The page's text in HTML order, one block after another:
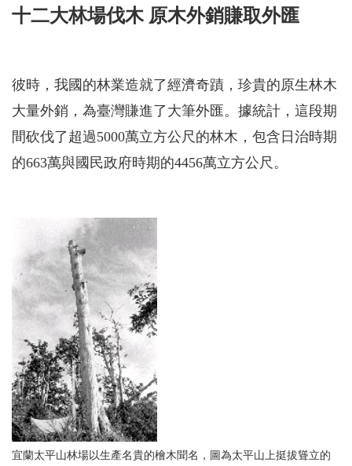
十二大林場伐木 原木外銷賺取外匯
彼時，我國的林業造就了經濟奇蹟，珍貴的原生林木
大量外銷，為臺灣賺進了大筆外匯。據統計，這段期
間砍伐了超過5000萬立方公尺的林木，包含日治時期
的663萬與國民政府時期的4456萬立方公尺。
宜蘭太平山林場以生產名貴的檜木聞名，圖為太平山上挺拔聳立的